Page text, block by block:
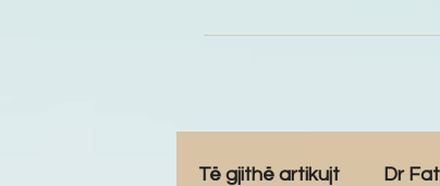
Të gjithë artikujt Dr